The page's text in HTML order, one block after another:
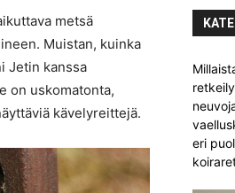
metsä
Muistan, kuinka
Jetin kanssa
on uskomatonta,
kävelyreittejä.
eri